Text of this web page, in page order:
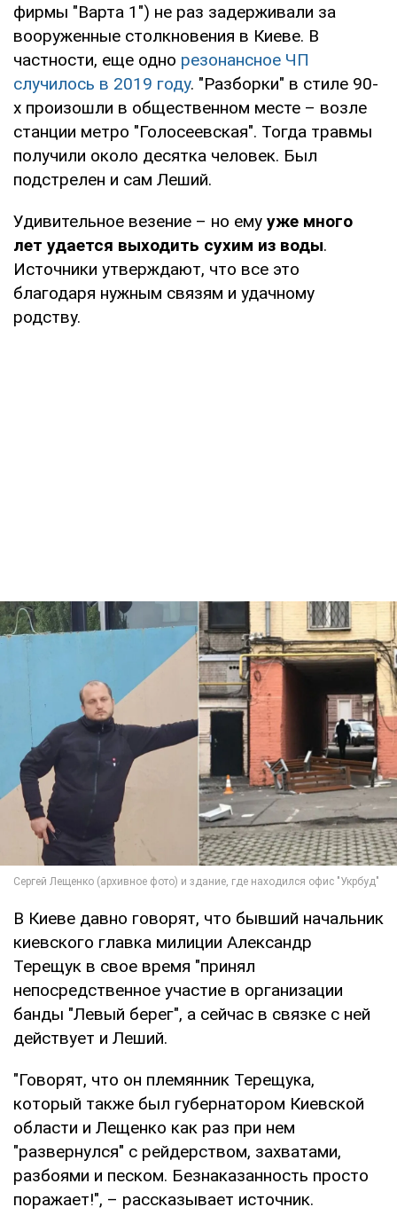
фирмы "Варта 1") не раз задерживали за
вооруженные столкновения в Киеве. В
частности, еще одно резонансное ЧП
случилось в 2019 году. "Разборки" в стиле 90-
х произошли в общественном месте – возле
станции метро "Голосеевская". Тогда травмы
получили около десятка человек. Был
подстрелен и сам Леший.
Удивительное везение – но ему уже много
лет удается выходить сухим из воды.
Источники утверждают, что все это
благодаря нужным связям и удачному
родству.
В Киеве давно говорят, что бывший начальник
киевского главка милиции Александр
Терещук в свое время "принял
непосредственное участие в организации
банды "Левый берег", а сейчас в связке с ней
действует и Леший.
"Говорят, что он племянник Терещука,
который также был губернатором Киевской
области и Лещенко как раз при нем
"развернулся" с рейдерством, захватами,
разбоями и песком. Безнаказанность просто
поражает!", – рассказывает источник.